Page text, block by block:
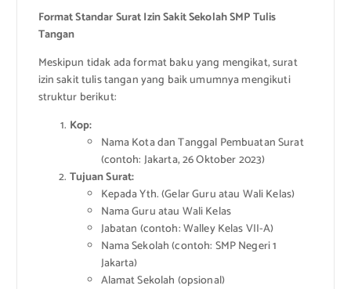
Format Standar Surat Izin Sakit Sekolah SMP Tulis
Tangan
Meskipun tidak ada format baku yang mengikat, surat
izin sakit tulis tangan yang baik umumnya mengikuti
struktur berikut:
Kop:
Nama Kota dan Tanggal Pembuatan Surat
(contoh: Jakarta, 26 Oktober 2023)
Tujuan Surat:
Kepada Yth. (Gelar Guru atau Wali Kelas)
Nama Guru atau Wali Kelas
Jabatan (contoh: Walley Kelas VII-A)
Nama Sekolah (contoh: SMP Negeri 1
Jakarta)
Alamat Sekolah (opsional)